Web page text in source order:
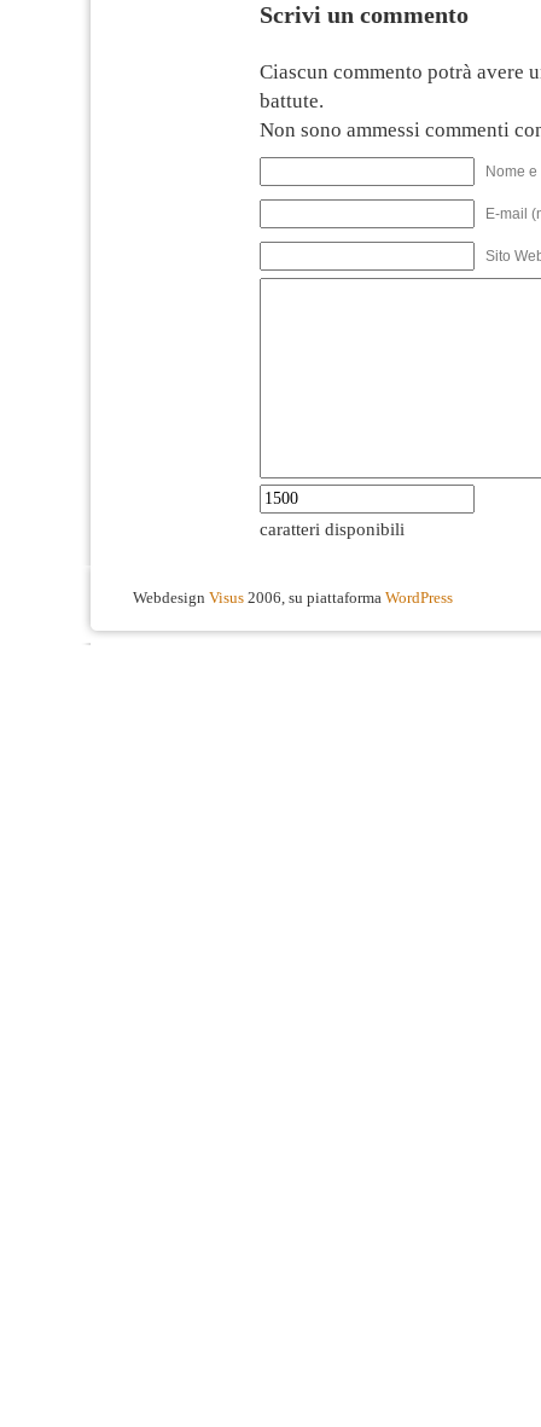
Scrivi un commento
Ciascun commento potrà avere
battute.
Non sono ammessi commenti
Nome
E-mail
Sito
caratteri disponibili
Webdesign Visus 2006, su piattaforma WordPress